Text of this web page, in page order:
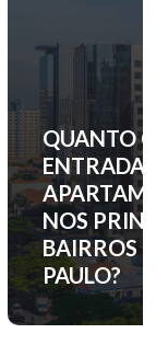
QUANTO
ENTRADA
NOS
BAIRROS
PAULO?